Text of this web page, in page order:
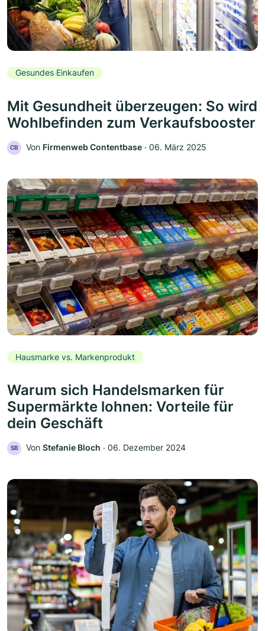
Gesundes Einkaufen
Mit Gesundheit überzeugen: So wird
Wohlbefinden zum Verkaufsbooster
CB Von Firmenweb Contentbase ‧ 06. März 2025
Hausmarke vs. Markenprodukt
Warum sich Handelsmarken für
Supermärkte lohnen: Vorteile für
dein Geschäft
SB Von Stefanie Bloch ‧ 06. Dezember 2024